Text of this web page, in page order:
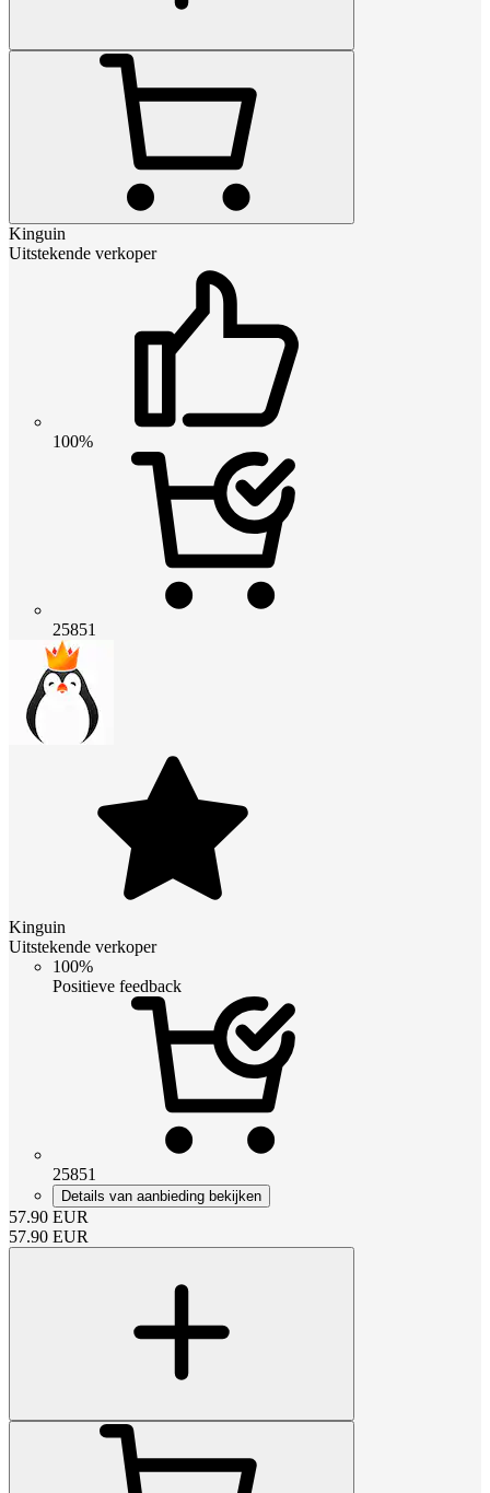
Kinguin
Uitstekende verkoper
100%
25851
Kinguin
Uitstekende verkoper
100%
Positieve feedback
25851
Details van aanbieding bekijken
57.90 EUR
57.90 EUR